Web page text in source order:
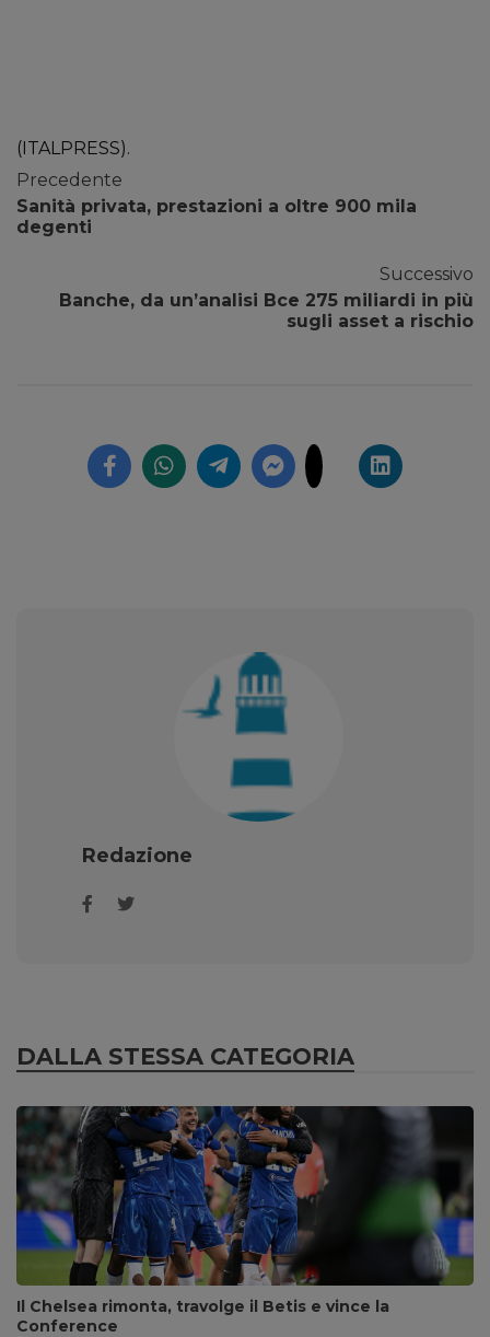
(ITALPRESS).
Precedente
Sanità privata, prestazioni a oltre 900 mila
degenti
Successivo
Banche, da un’analisi Bce 275 miliardi in più
sugli asset a rischio
Redazione
DALLA STESSA CATEGORIA
Il Chelsea rimonta, travolge il Betis e vince la
Conference